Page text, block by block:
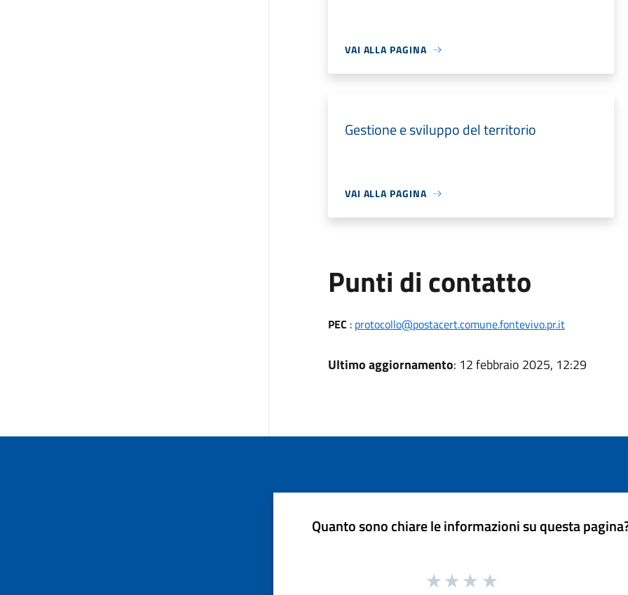
VAI ALLA PAGINA
Gestione e sviluppo del territorio
VAI ALLA PAGINA
Punti di contatto
PEC : protocollo@postacert.comune.fontevivo.pr.it
Ultimo aggiornamento: 12 febbraio 2025, 12:29
Quanto sono chiare le informazioni su questa